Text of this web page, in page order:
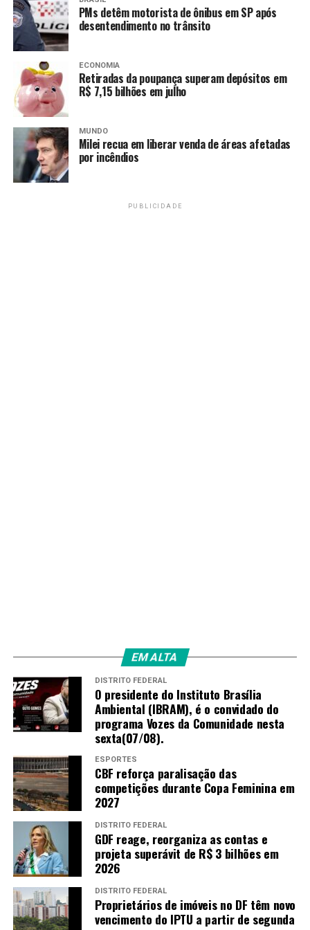
Bolsa Família
Amarildo Mota
PMs detêm motorista de ônibus em SP após
desentendimento no trânsito
ECONOMIA
Retiradas da poupança superam depósitos em
R$ 7,15 bilhões em julho
MUNDO
Milei recua em liberar venda de áreas afetadas
por incêndios
PUBLICIDADE
EM ALTA
DISTRITO FEDERAL
O presidente do Instituto Brasília
Ambiental (IBRAM), é o convidado do
programa Vozes da Comunidade nesta
sexta(07/08).
ESPORTES
CBF reforça paralisação das
competições durante Copa Feminina em
2027
DISTRITO FEDERAL
GDF reage, reorganiza as contas e
projeta superávit de R$ 3 bilhões em
2026
DISTRITO FEDERAL
Proprietários de imóveis no DF têm novo
vencimento do IPTU a partir de segunda